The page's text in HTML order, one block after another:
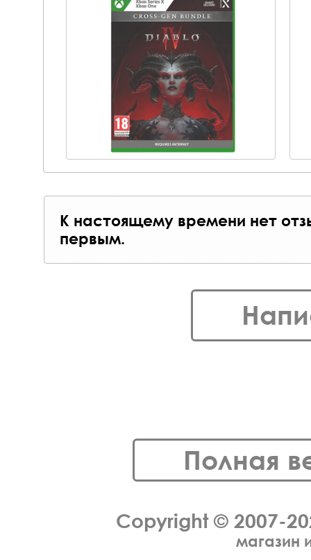
К настоящему времени нет
первым.
Полная
Copyright © 2007-
магазин